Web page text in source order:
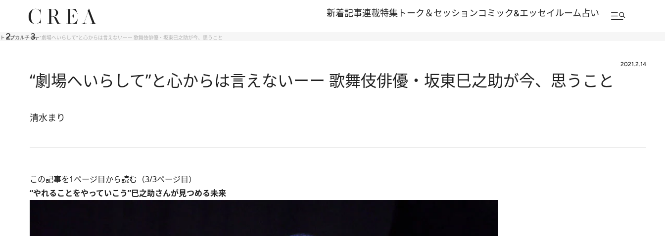
新着記事連載特集 トーク＆セッションコミック&エッセイルーム占い
トップカルチャー“劇場へいらして”と心からは言えないーー 歌舞伎俳優・坂東巳之助が今、思うこと
2021.2.14
“劇場へいらして”と心からは言えないーー 歌舞伎俳優・坂東巳之助が今、思うこと
清水まり
この記事を1ページ目から読む（3/3ページ目）
“やれることをやっていこう”巳之助さんが見つめる未来